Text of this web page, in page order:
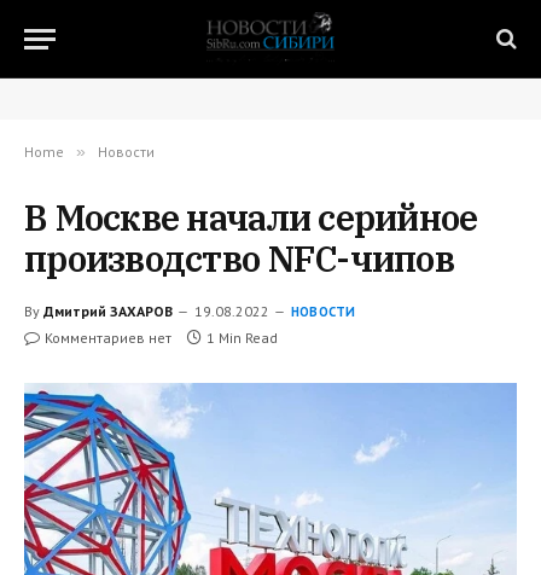
Home » Новости
В Москве начали серийное
производство NFC-чипов
By Дмитрий ЗАХАРОВ 19.08.2022 НОВОСТИ
Комментариев нет 1 Min Read